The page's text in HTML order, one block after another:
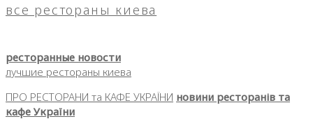
все рестораны киева
ресторанные новости
лучшие рестораны киева
ПРО РЕСТОРАНИ та КАФЕ УКРАЇНИ новини ресторанів та
кафе України